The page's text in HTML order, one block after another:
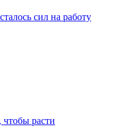
сил на работу
чтобы расти